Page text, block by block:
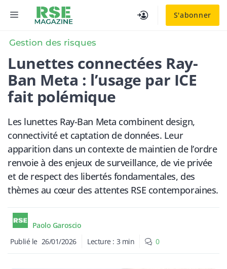
S'abonner
MENU
Gestion des risques
Lunettes connectées Ray-
Ban Meta : l’usage par ICE
fait polémique
Les lunettes Ray-Ban Meta combinent design,
connectivité et captation de données. Leur
apparition dans un contexte de maintien de l’ordre
renvoie à des enjeux de surveillance, de vie privée
et de respect des libertés fondamentales, des
thèmes au cœur des attentes RSE contemporaines.
Paolo Garoscio
Publié le 26/01/2026 Lecture : 3 min 0